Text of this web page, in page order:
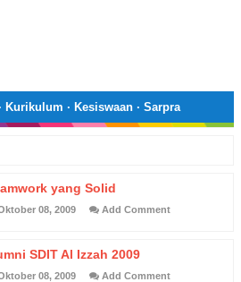
Kurikulum · Kesiswaan · Sarpra
yang Solid
08, 2009 Add Comment
SDIT Al Izzah 2009
08, 2009 Add Comment